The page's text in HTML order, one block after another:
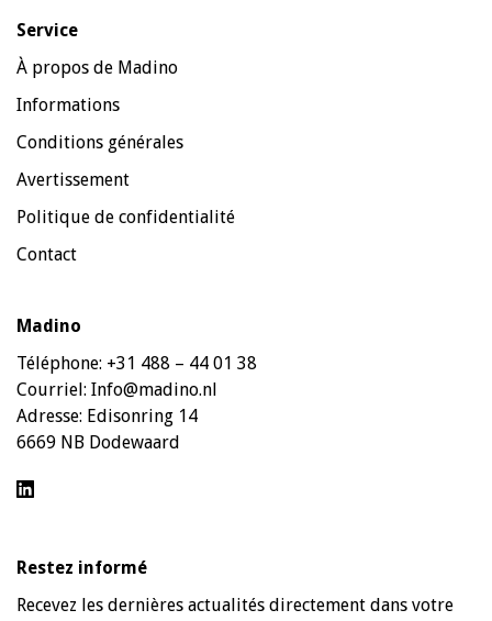
Service
À propos de Madino
Informations
Conditions générales
Avertissement
Politique de confidentialité
Contact
Madino
Téléphone: +31 488 – 44 01 38
Courriel: Info@madino.nl
Adresse: Edisonring 14
6669 NB Dodewaard
Restez informé
Recevez les dernières actualités directement dans votre